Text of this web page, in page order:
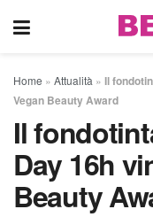
Home » Attualità » Il
Vegan Beauty Award
Il
Day 16h
Beauty